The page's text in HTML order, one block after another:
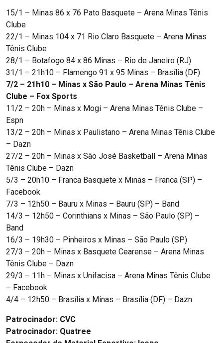
15/1 – Minas 86 x 76 Pato Basquete – Arena Minas Tênis
Clube
22/1 – Minas 104 x 71 Rio Claro Basquete – Arena Minas
Tênis Clube
28/1 – Botafogo 84 x 86 Minas – Rio de Janeiro (RJ)
31/1 – 21h10 – Flamengo 91 x 95 Minas – Brasília (DF)
7/2 – 21h10 – Minas x São Paulo – Arena Minas Tênis
Clube – Fox Sports
11/2 – 20h – Minas x Mogi – Arena Minas Tênis Clube –
Espn
13/2 – 20h – Minas x Paulistano – Arena Minas Tênis Clube
– Dazn
27/2 – 20h – Minas x São José Basketball – Arena Minas
Tênis Clube – Dazn
5/3 – 20h10 – Franca Basquete x Minas – Franca (SP) –
Facebook
7/3 – 12h50 – Bauru x Minas – Bauru (SP) – Band
14/3 – 12h50 – Corinthians x Minas – São Paulo (SP) –
Band
16/3 – 19h30 – Pinheiros x Minas – São Paulo (SP)
27/3 – 20h – Minas x Basquete Cearense – Arena Minas
Tênis Clube – Dazn
29/3 – 11h – Minas x Unifacisa – Arena Minas Tênis Clube
– Facebook
4/4 – 12h50 – Brasília x Minas – Brasília (DF) – Dazn
Patrocinador: CVC
Patrocinador: Quatree